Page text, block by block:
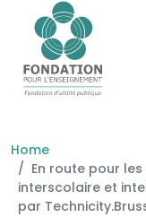
Home
En route pour
interscolaire et
par